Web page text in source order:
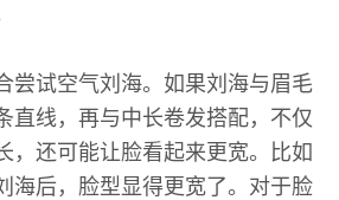
尝试空气刘海。如果刘海与眉毛
直线，再与中长卷发搭配，不仅
，还可能让脸看起来更宽。比如
海后，脸型显得更宽了。对于脸